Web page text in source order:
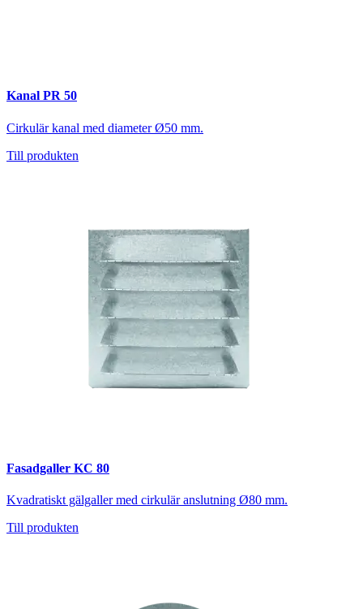
Kanal PR 50
Cirkulär kanal med diameter Ø50 mm.
Till produkten
Fasadgaller KC 80
Kvadratiskt gälgaller med cirkulär anslutning Ø80 mm.
Till produkten